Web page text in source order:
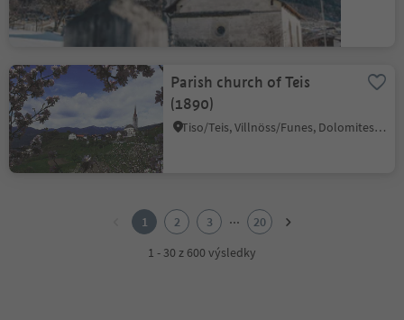
Parish church of Teis
(1890)
Tiso/Teis, Villnöss/Funes, Dolomites Region Lüsen Villnöss
1 2 3 ...
20
1 - 30 z 600 výsledky